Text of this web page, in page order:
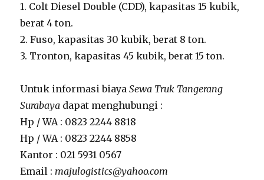
1. Colt Diesel Double (CDD), kapasitas 15 kubik,
berat 4 ton.
2. Fuso, kapasitas 30 kubik, berat 8 ton.
3. Tronton, kapasitas 45 kubik, berat 15 ton.
Untuk informasi biayaSewa Truk Tangerang
Surabaya dapat menghubungi :
Hp / WA : 0823 2244 8818
Hp / WA : 0823 2244 8858
Kantor : 021 5931 0567
Email :majulogistics@yahoo.com